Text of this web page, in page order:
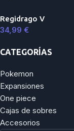
Regidrago V
34,99 €
CATEGORÍAS
Pokemon
Expansiones
One piece
Cajas de sobres
Accesorios